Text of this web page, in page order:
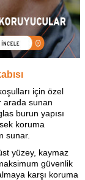
için özel
arada sunan
burun yapısı
koruma
sunar.
yüzey, kaymaz
güvenlik
karşı koruma